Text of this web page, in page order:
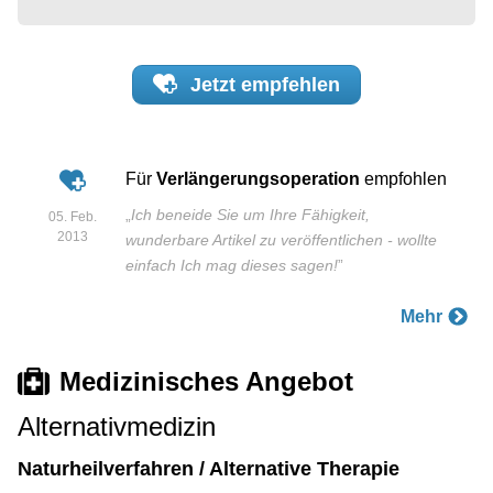
Jetzt empfehlen
05. Feb.
2013
Für Verlängerungsoperation empfohlen
„Ich beneide Sie um Ihre Fähigkeit,
wunderbare Artikel zu veröffentlichen - wollte
einfach Ich mag dieses sagen!”
Mehr
Medizinisches Angebot
Alternativmedizin
Naturheilverfahren / Alternative Therapie